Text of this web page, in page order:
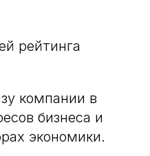
рейтинга
компании в
бизнеса и
экономики.